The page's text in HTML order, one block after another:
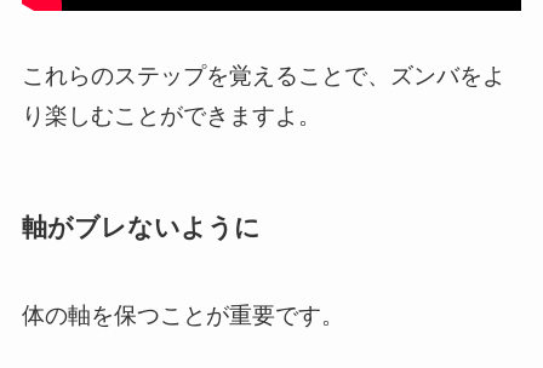
これらのステップを覚えることで、ズンバをよ
り楽しむことができますよ。
軸がブレないように
体の軸を保つことが重要です。